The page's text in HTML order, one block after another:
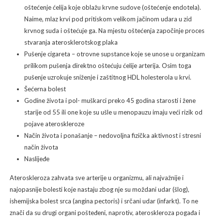
oštećenje ćelija koje oblažu krvne sudove (oštećenje endotela).
Naime, mlaz krvi pod pritiskom velikom jačinom udara u zid
krvnog suda i oštećuje ga. Na mjestu oštećenja započinje proces
stvaranja aterosklerotskog plaka
Pušenje cigareta – otrovne supstance koje se unose u organizam
prilikom pušenja direktno oštećuju ćelije arterija. Osim toga
pušenje uzrokuje sniženje i zaštitnog HDL holesterola u krvi.
Šećerna bolest
Godine života i pol- muškarci preko 45 godina starosti i žene
starije od 55 ili one koje su ušle u menopauzu imaju veći rizik od
pojave ateroskleroze
Način života i ponašanje – nedovoljna fizička aktivnost i stresni
način života
Naslijeđe
Ateroskleroza zahvata sve arterije u organizmu, ali najvažnije i
najopasnije bolesti koje nastaju zbog nje su moždani udar (šlog),
ishemijska bolest srca (angina pectoris) i srčani udar (infarkt). To ne
znači da su drugi organi pošteđeni, naprotiv, ateroskleroza pogađa i